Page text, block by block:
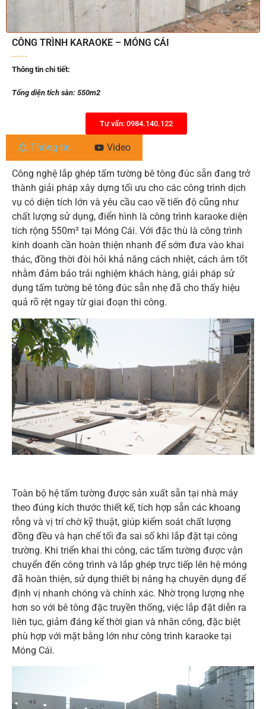
CÔNG TRÌNH KARAOKE – MÓNG CÁI
Thông tin chi tiết:
Tổng diện tích sàn: 550m2
Tư vấn: 0984.140.122
Thông tin Video
Công nghệ lắp ghép tấm tường bê tông đúc sẵn đang trở
thành giải pháp xây dựng tối ưu cho các công trình dịch
vụ có diện tích lớn và yêu cầu cao về tiến độ cũng như
chất lượng sử dụng, điển hình là công trình karaoke diện
tích rộng 550m² tại Móng Cái. Với đặc thù là công trình
kinh doanh cần hoàn thiện nhanh để sớm đưa vào khai
thác, đồng thời đòi hỏi khả năng cách nhiệt, cách âm tốt
nhằm đảm bảo trải nghiệm khách hàng, giải pháp sử
dụng tấm tường bê tông đúc sẵn nhẹ đã cho thấy hiệu
quả rõ rệt ngay từ giai đoạn thi công.
Toàn bộ hệ tấm tường được sản xuất sẵn tại nhà máy
theo đúng kích thước thiết kế, tích hợp sẵn các khoang
rỗng và vị trí chờ kỹ thuật, giúp kiểm soát chất lượng
đồng đều và hạn chế tối đa sai số khi lắp đặt tại công
trường. Khi triển khai thi công, các tấm tường được vận
chuyển đến công trình và lắp ghép trực tiếp lên hệ móng
đã hoàn thiện, sử dụng thiết bị nâng hạ chuyên dụng để
định vị nhanh chóng và chính xác. Nhờ trọng lượng nhẹ
hơn so với bê tông đặc truyền thống, việc lắp đặt diễn ra
liên tục, giảm đáng kể thời gian và nhân công, đặc biệt
phù hợp với mặt bằng lớn như công trình karaoke tại
Móng Cái.